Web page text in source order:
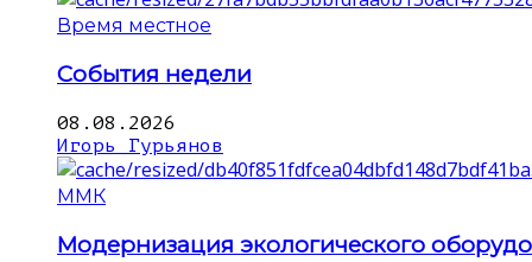
Время местное
События недели
08.08.2026
Игорь Гурьянов
ММК
Модернизация экологического